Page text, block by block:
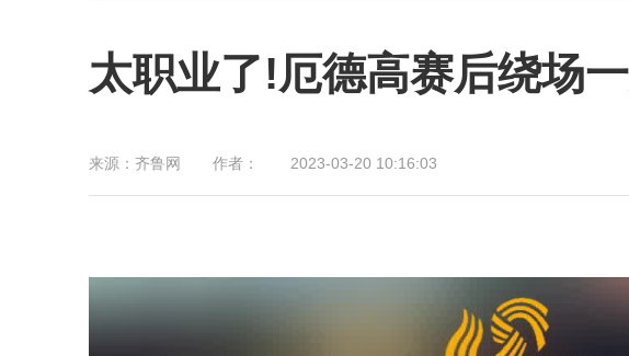
太职业了!厄德高赛后绕场
来源： 齐鲁网 作者： 2023-03-20 10:16:03